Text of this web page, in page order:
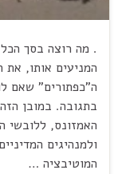
. מה רוצה בסך
המניעים אותו, את
ה"כפתורים" שאם
בתגובה. במובן
האמזונס, ללובשי
ולמנהיגים
המוטיבציה …